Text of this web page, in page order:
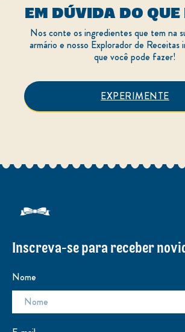
EM DÚVIDA DO QUE
Nos conte os ingredientes que tem na
armário e nosso Explorador de Receitas
que você pode fazer!
EXPERIMENTE
Inscreva-se para receber
Nome